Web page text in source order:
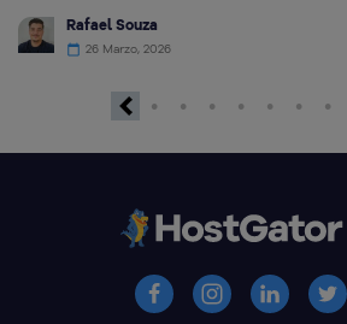
Rafael Souza
26 Marzo, 2026